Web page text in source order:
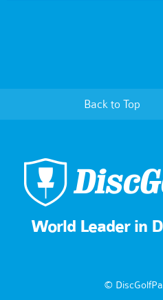
Back to Top
World Leader in
©